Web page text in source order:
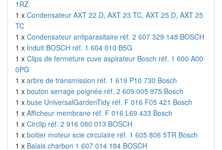
1RZ
1 x Condensateur AXT 22 D, AXT 23 TC, AXT 25 D, AXT 25
TC
1 x Condensateur antiparasitaire réf. 2 607 329 148 BOSCH
1 x Induit BOSCH réf. 1 604 010 B5G
1 x Clips de fermeture cuve aspirateur Bosch réf. 1 600 A00
0PG
1 x arbre de transmission réf. 1 619 P10 730 Bosch
1 x bouton serrage poignée réf. 2 609 005 975 Bosch
1 x buse UniversalGardenTidy réf. F 016 F05 421 Bosch
1 x Afficheur membrane réf. F 016 L69 433 Bosch
1 x Circlip réf. 2 916 080 013 BOSCH
1 x boitier moteur scie circulaire réf. 1 605 806 5TR Bosch
1 x Balais charbon 1 607 014 184 BOSCH